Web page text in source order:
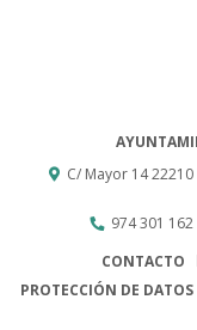
C/ Mayor 1422210
974 301 162
CONTACTO
PROTECCIÓN DE DATOS